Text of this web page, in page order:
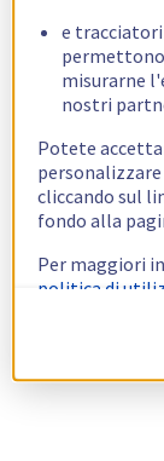
e
misurarne
nostri
Potete
cliccando sul
fondo alla
Per maggiori
politica di